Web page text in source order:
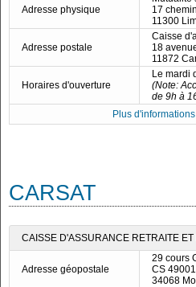
Adresse physique
17
11300
Adresse postale
Caisse
18
11872
Horaires d'ouverture
Le mardi
(Note:
de 9h à
Plus
CARSAT
CAISSE D'ASSURANCE RETRAITE
Adresse géopostale
29 cours
CS 49001
34068